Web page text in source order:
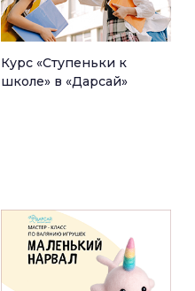
Курс «Ступеньки к
школе» в «Дарсай»